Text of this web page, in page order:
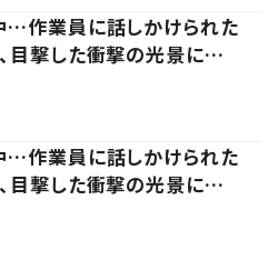
…作業員に話しかけられた
目撃した衝撃の光景に…
…作業員に話しかけられた
目撃した衝撃の光景に…